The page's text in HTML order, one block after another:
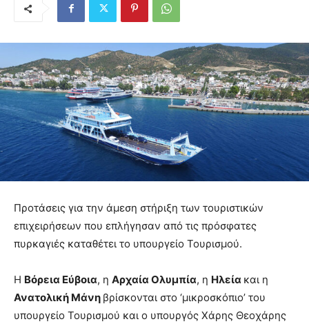
Προτάσεις για την άμεση στήριξη των τουριστικών
επιχειρήσεων που επλήγησαν από τις πρόσφατες
πυρκαγιές καταθέτει το υπουργείο Τουρισμού.
Η Βόρεια Εύβοια, η Αρχαία Ολυμπία, η Ηλεία και η
Ανατολική Μάνη βρίσκονται στο ‘μικροσκόπιο’ του
υπουργείο Τουρισμού και ο υπουργός Χάρης Θεοχάρης